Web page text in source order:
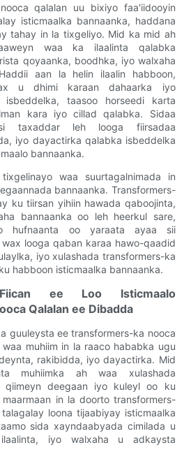
qalalan uu bixiyo faa'iidooyin
isticmaalka bannaanka, haddana
tahay in la tixgeliyo. Mid ka mid ah
waa ka ilaalinta qalabka
qoyaanka, boodhka, iyo walxaha
aan la helin ilaalin habboon,
u dhimi karaan dahaarka iyo
isbeddelka, taasoo horseedi karta
kara iyo cillad qalabka. Sidaa
taxaddar leh looga fiirsadaa
iyo dayactirka qalabka isbeddelka
bannaanka.
waa suurtagalnimada in
bannaanka. Transformers-
ku tiirsan yihiin hawada qaboojinta,
bannaanka oo leh heerkul sare,
hufnaanta oo yaraata ayaa sii
looga qaban karaa hawo-qaadid
iyo xulashada transformers-ka
habboon isticmaalka bannaanka.
ee Loo Isticmaalo
Qalalan ee Dibadda
guuleysta ee transformers-ka nooca
muhiim in la raaco hababka ugu
rakibidda, iyo dayactirka. Mid
muhiimka ah waa xulashada
qiimeyn deegaan iyo kuleyl oo ku
in la doorto transformers-
loona tijaabiyay isticmaalka
sida xayndaabyada cimilada u
iyo walxaha u adkaysta